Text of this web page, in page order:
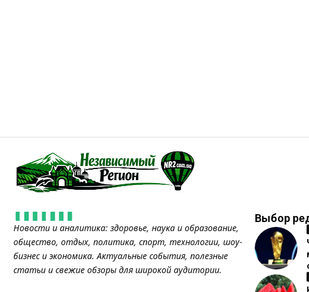
Новости и аналитика: здоровье, наука и образование,
общество, отдых, политика, спорт, технологии, шоу-
бизнес и экономика. Актуальные события, полезные
статьи и свежие обзоры для широкой аудитории.
Выбор